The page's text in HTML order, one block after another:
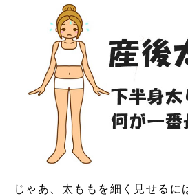
じゃあ、太ももを細く見せるに